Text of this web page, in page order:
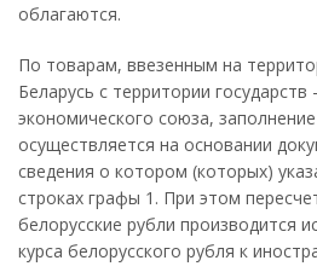
облагаются.
По товарам, ввезенным на
Беларусь с территории государств
экономического союза,
осуществляется на основании
сведения о котором (которых)
строках графы 1. При этом
белорусские рубли производится
курса белорусского рубля к